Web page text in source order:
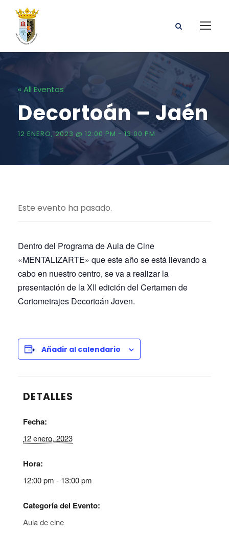
« All Eventos
Decortoán – Jaén
12 ENERO, 2023 @ 12:00 PM -13:00 PM
Este evento ha pasado.
Dentro del Programa de Aula de Cine
«MENTALIZARTE» que este año se está llevando a
cabo en nuestro centro, se va a realizar la
presentación de la XII edición del Certamen de
Cortometrajes Decortoán Joven.
Añadir al calendario
DETALLES
Fecha:
12 enero, 2023
Hora:
12:00 pm - 13:00 pm
Categoría del Evento:
Aula de cine